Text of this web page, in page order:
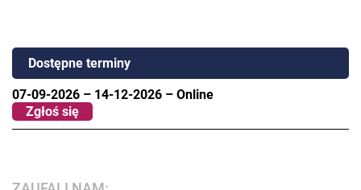
Dostępne terminy
07-09-2026 – 14-12-2026 – Online
Zgłoś się